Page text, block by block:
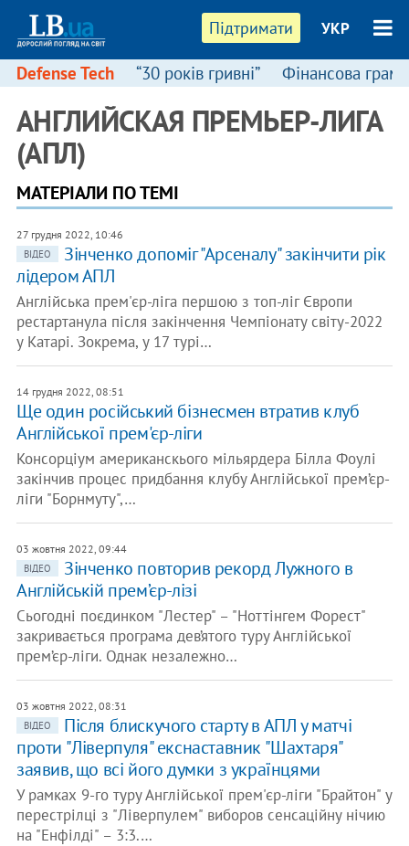
Підтримати УКР
Defense Tech “30 років гривні” Фінансова
АНГЛИЙСКАЯ ПРЕМЬЕР-ЛИГА
(АПЛ)
МАТЕРІАЛИ ПО ТЕМІ
27 грудня 2022, 10:46
ВІДЕО
Зінченко допоміг "Арсеналу" закінчити рік
лідером АПЛ
Англійська прем'єр-ліга першою з топ-ліг Європи
рестартанула після закінчення Чемпіонату світу-2022
у Катарі. Зокрема, у 17 турі…
14 грудня 2022, 08:51
Ще один російський бізнесмен втратив клуб
Англійської прем'єр-ліги
Консорціум американскього мільярдера Білла Фоулі
закінчив процес придбання клубу Англійської прем’єр-
ліги "Борнмуту",…
03 жовтня 2022, 09:44
ВІДЕО
Зінченко повторив рекорд Лужного в
Англійській прем’єр-лізі
Сьогодні поєдинком "Лестер" – "Ноттінгем Форест"
закривається програма дев’ятого туру Англійської
прем’єр-ліги. Однак незалежно…
03 жовтня 2022, 08:31
ВІДЕО
Після блискучого старту в АПЛ у матчі
проти "Ліверпуля" екснаставник "Шахтаря"
заявив, що всі його думки з українцями
У рамках 9-го туру Англійської прем'єр-ліги "Брайтон" у
перестрілці з "Ліверпулем" виборов сенсаційну нічию
на "Енфілді" – 3:3.…